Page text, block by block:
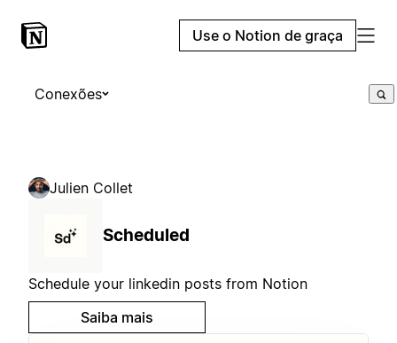
Use o Notion de graça
Conexões
Julien Collet
Scheduled
Schedule your linkedin posts from Notion
Saiba mais